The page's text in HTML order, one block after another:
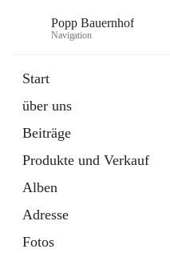
Popp Bauernhof
Navigation
Start
über uns
Beiträge
Produkte und Verkauf
Alben
Adresse
Fotos